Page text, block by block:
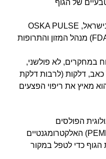
OSKA PULSE מאושר על ידי משרד הבריאות בישראל,
מנהל המזון והתרופות (FDA) בארה”ב ובעל התקן האירופאי
במחקרים, לא פולשני,
דלקות (לרבות דלקת
מאיץ את ריפוי הפצעים
הפולסים
האלקטרומגנטיים (PEMF) של מכשיר ה-OSKA PULSE
הגוף כדי לטפל במקור